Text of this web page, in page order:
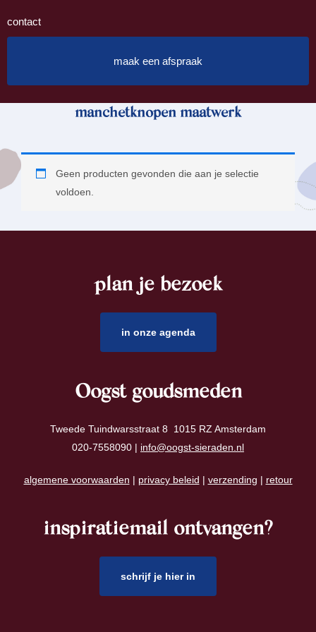
contact
maak een afspraak
manchetknopen maatwerk
Geen producten gevonden die aan je selectie
voldoen.
plan je bezoek
in onze agenda
Oogst goudsmeden
Tweede Tuindwarsstraat 8 1015 RZ Amsterdam
020-7558090 | info@oogst-sieraden.nl
algemene voorwaarden | privacy beleid | verzending | retour
inspiratiemail ontvangen?
schrijf je hier in